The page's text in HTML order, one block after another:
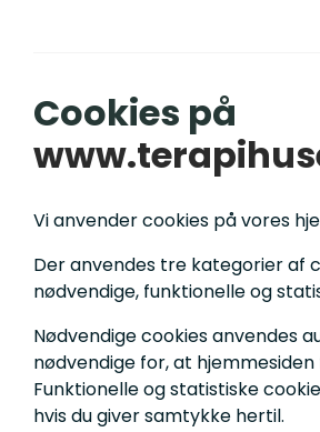
Cookies på
Vi anvender cookies på vores
Der anvendes tre kategorier af
nødvendige, funktionelle og
Nødvendige cookies anvendes
nødvendige for, at hjemmesiden
Funktionelle og statistiske
hvis du giver samtykke hertil.